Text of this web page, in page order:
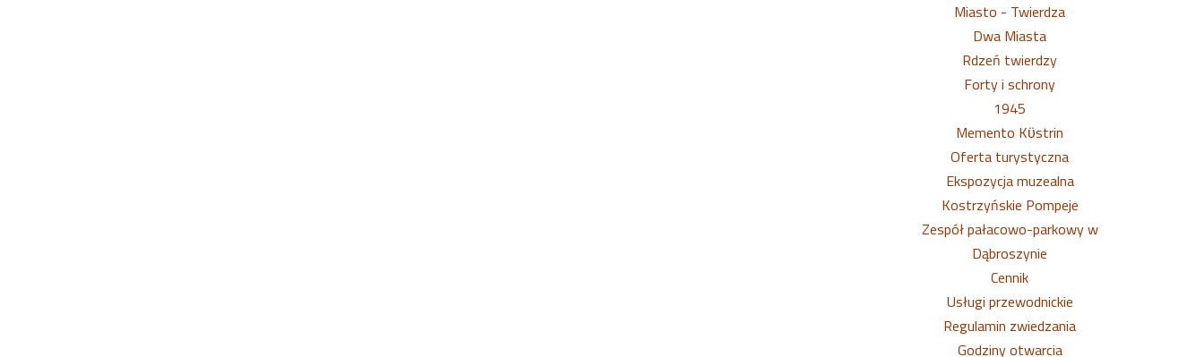
Miasto - Twierdza
Dwa Miasta
Rdzeń twierdzy
Forty i schrony
1945
Memento Kϋstrin
Oferta turystyczna
Ekspozycja muzealna
Kostrzyńskie Pompeje
Zespół pałacowo-parkowy w
Dąbroszynie
Cennik
Usługi przewodnickie
Regulamin zwiedzania
Godziny otwarcia